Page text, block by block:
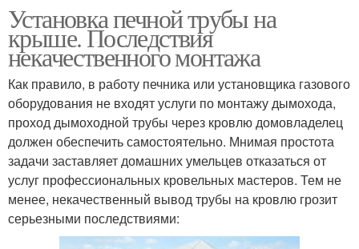
Установка печной трубы на
крыше. Последствия
некачественного монтажа
Как правило, в работу печника или установщика газового
оборудования не входят услуги по монтажу дымохода,
проход дымоходной трубы через кровлю домовладелец
должен обеспечить самостоятельно. Мнимая простота
задачи заставляет домашних умельцев отказаться от
услуг профессиональных кровельных мастеров. Тем не
менее, некачественный вывод трубы на кровлю грозит
серьезными последствиями: